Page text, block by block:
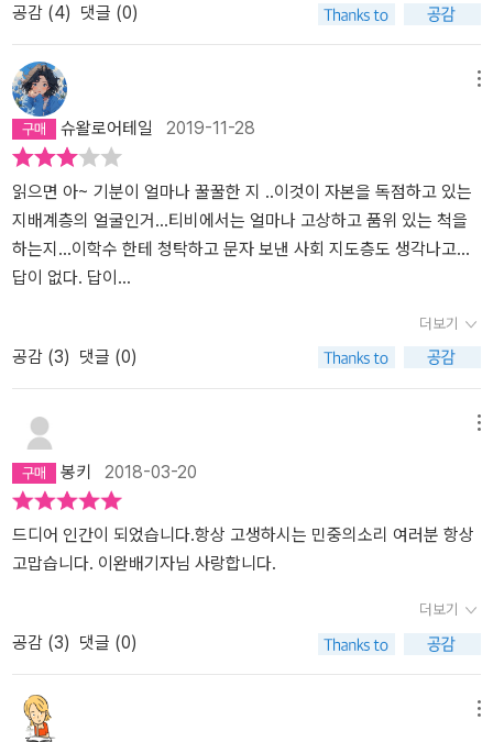
공감 (4) 댓글 (0)
슈왈로어테일 2019-11-28
읽으면 아~ 기분이 얼마나 꿀꿀한 지 ..이것이 자본을 독점하고 있는
지배계층의 얼굴인거...티비에서는 얼마나 고상하고 품위 있는 척을
하는지...이학수 한테 청탁하고 문자 보낸 사회 지도층도 생각나고...
답이 없다. 답이...
더보기
공감 (3) 댓글 (0)
봉키 2018-03-20
드디어 인간이 되었습니다.항상 고생하시는 민중의소리 여러분 항상
고맙습니다. 이완배기자님 사랑합니다.
더보기
공감 (3) 댓글 (0)